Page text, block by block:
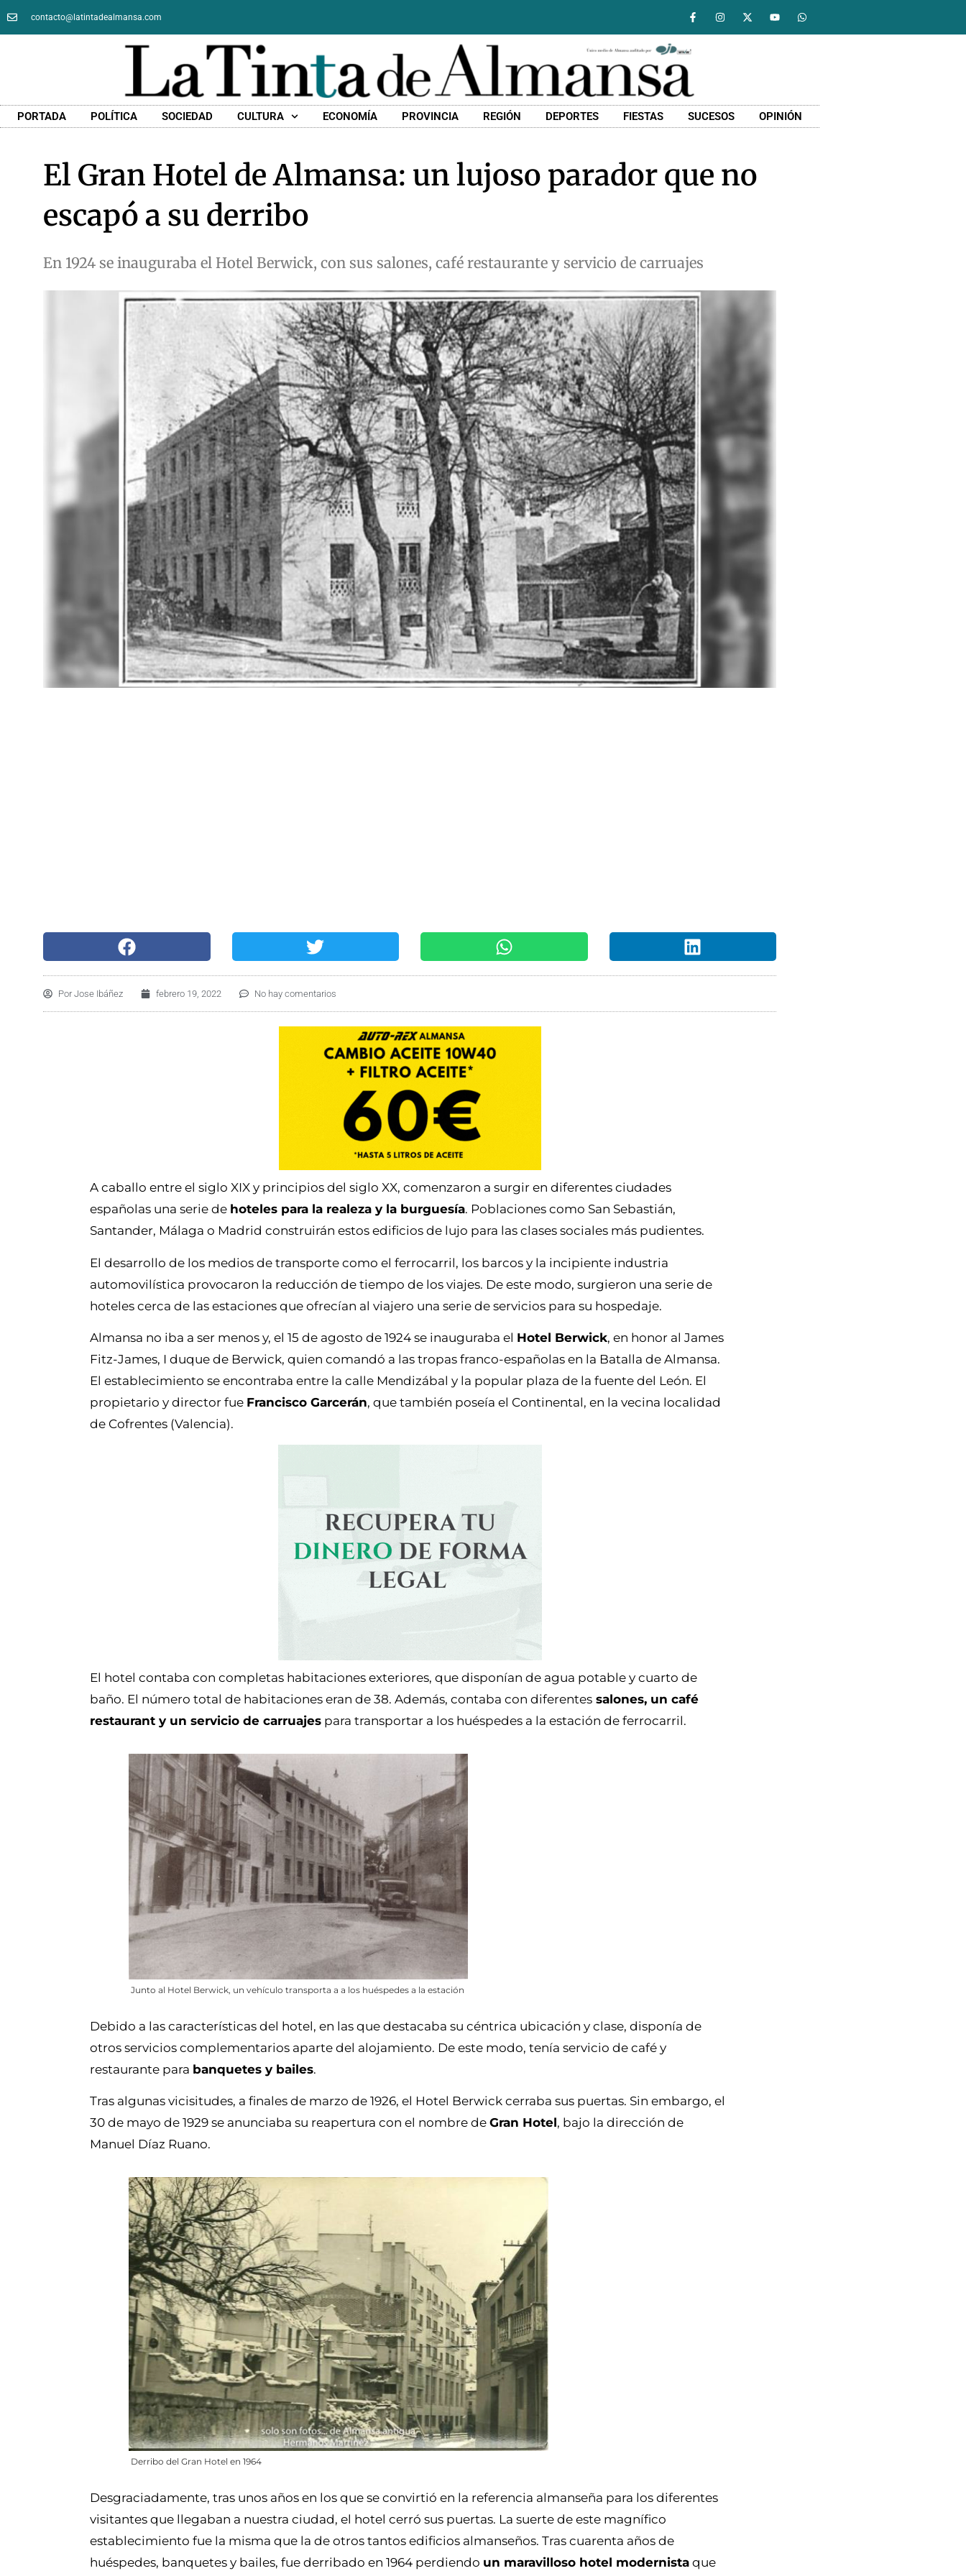
contacto@latintadealmansa.com
PORTADA POLÍTICA SOCIEDAD CULTURA ECONOMÍA PROVINCIA REGIÓN DEPORTES FIESTAS SUCESOS OPINIÓN
El Gran Hotel de Almansa: un lujoso parador que no
escapó a su derribo
En 1924 se inauguraba el Hotel Berwick, con sus salones, café restaurante y servicio de carruajes
Por Jose Ibáñez febrero 19, 2022 No hay comentarios
A caballo entre el siglo XIX y principios del siglo XX, comenzaron a surgir en diferentes ciudades
españolas una serie de hoteles para la realeza y la burguesía. Poblaciones como San Sebastián,
Santander, Málaga o Madrid construirán estos edificios de lujo para las clases sociales más pudientes.
El desarrollo de los medios de transporte como el ferrocarril, los barcos y la incipiente industria
automovilística provocaron la reducción de tiempo de los viajes. De este modo, surgieron una serie de
hoteles cerca de las estaciones que ofrecían al viajero una serie de servicios para su hospedaje.
Almansa no iba a ser menos y, el 15 de agosto de 1924 se inauguraba el Hotel Berwick, en honor al James
Fitz-James, I duque de Berwick, quien comandó a las tropas franco-españolas en la Batalla de Almansa.
El establecimiento se encontraba entre la calle Mendizábal y la popular plaza de la fuente del León. El
propietario y director fue Francisco Garcerán, que también poseía el Continental, en la vecina localidad
de Cofrentes (Valencia).
El hotel contaba con completas habitaciones exteriores, que disponían de agua potable y cuarto de
baño. El número total de habitaciones eran de 38. Además, contaba con diferentes salones, un café
restaurant y un servicio de carruajes para transportar a los huéspedes a la estación de ferrocarril.
Junto al Hotel Berwick, un vehículo transporta a a los huéspedes a la estación
Debido a las características del hotel, en las que destacaba su céntrica ubicación y clase, disponía de
otros servicios complementarios aparte del alojamiento. De este modo, tenía servicio de café y
restaurante para banquetes y bailes.
Tras algunas vicisitudes, a finales de marzo de 1926, el Hotel Berwick cerraba sus puertas. Sin embargo, el
30 de mayo de 1929 se anunciaba su reapertura con el nombre de Gran Hotel, bajo la dirección de
Manuel Díaz Ruano.
Derribo del Gran Hotel en 1964
Desgraciadamente, tras unos años en los que se convirtió en la referencia almanseña para los diferentes
visitantes que llegaban a nuestra ciudad, el hotel cerró sus puertas. La suerte de este magnífico
establecimiento fue la misma que la de otros tantos edificios almanseños. Tras cuarenta años de
huéspedes, banquetes y bailes, fue derribado en 1964 perdiendo un maravilloso hotel modernista que